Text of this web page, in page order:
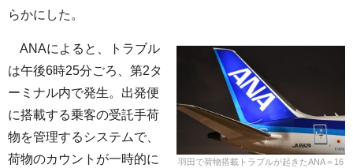
らかにした。
羽田で荷物搭載トラブルが起きたANA＝16
ANAによると、トラブル
は午後6時25分ごろ、第2タ
ーミナル内で発生。出発便
に搭載する乗客の受託手荷
物を管理するシステムで、
荷物のカウントが一時的に